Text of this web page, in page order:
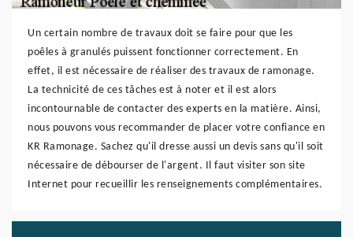
Un certain nombre de travaux doit se faire pour que les
poêles à granulés puissent fonctionner correctement. En
effet, il est nécessaire de réaliser des travaux de ramonage.
La technicité de ces tâches est à noter et il est alors
incontournable de contacter des experts en la matière. Ainsi,
nous pouvons vous recommander de placer votre confiance en
KR Ramonage. Sachez qu'il dresse aussi un devis sans qu'il soit
nécessaire de débourser de l'argent. Il faut visiter son site
Internet pour recueillir les renseignements complémentaires.